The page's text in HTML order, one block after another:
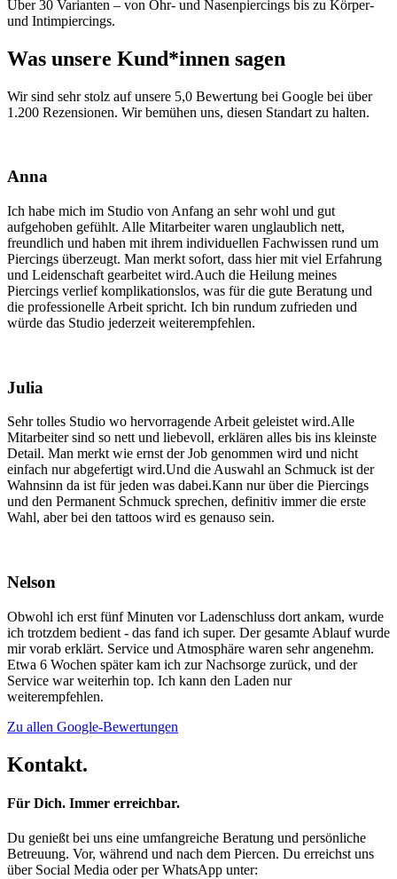
Über 30 Varianten – von Ohr- und Nasenpiercings bis zu Körper-
und Intimpiercings.
Was unsere Kund*innen sagen
Wir sind sehr stolz auf unsere 5,0 Bewertung bei Google bei über
1.200 Rezensionen. Wir bemühen uns, diesen Standart zu halten.
Anna
Ich habe mich im Studio von Anfang an sehr wohl und gut
aufgehoben gefühlt. Alle Mitarbeiter waren unglaublich nett,
freundlich und haben mit ihrem individuellen Fachwissen rund um
Piercings überzeugt. Man merkt sofort, dass hier mit viel Erfahrung
und Leidenschaft gearbeitet wird.Auch die Heilung meines
Piercings verlief komplikationslos, was für die gute Beratung und
die professionelle Arbeit spricht. Ich bin rundum zufrieden und
würde das Studio jederzeit weiterempfehlen.
Julia
Sehr tolles Studio wo hervorragende Arbeit geleistet wird.Alle
Mitarbeiter sind so nett und liebevoll, erklären alles bis ins kleinste
Detail. Man merkt wie ernst der Job genommen wird und nicht
einfach nur abgefertigt wird.Und die Auswahl an Schmuck ist der
Wahnsinn da ist für jeden was dabei.Kann nur über die Piercings
und den Permanent Schmuck sprechen, definitiv immer die erste
Wahl, aber bei den tattoos wird es genauso sein.
Nelson
Obwohl ich erst fünf Minuten vor Ladenschluss dort ankam, wurde
ich trotzdem bedient - das fand ich super. Der gesamte Ablauf wurde
mir vorab erklärt. Service und Atmosphäre waren sehr angenehm.
Etwa 6 Wochen später kam ich zur Nachsorge zurück, und der
Service war weiterhin top. Ich kann den Laden nur
weiterempfehlen.
Zu allen Google-Bewertungen
Kontakt.
Für Dich. Immer erreichbar.
Du genießt bei uns eine umfangreiche Beratung und persönliche
Betreuung. Vor, während und nach dem Piercen. Du erreichst uns
über Social Media oder per WhatsApp unter: